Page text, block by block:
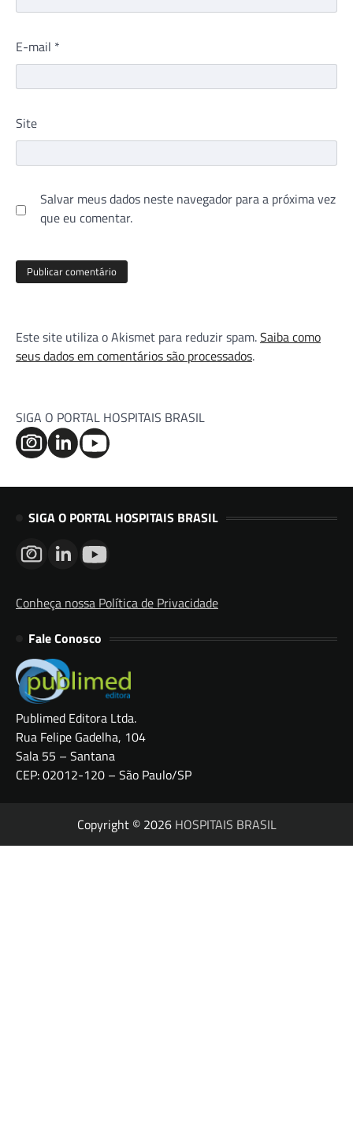
E-mail *
Site
Salvar meus dados neste navegador para a próxima vez
que eu comentar.
Este site utiliza o Akismet para reduzir spam.Saiba como
seus dados em comentários são processados.
SIGA O PORTAL HOSPITAIS BRASIL
SIGA O PORTAL HOSPITAIS BRASIL
Conheça nossa Política de Privacidade
Fale Conosco
Publimed Editora Ltda.
Rua Felipe Gadelha, 104
Sala 55 – Santana
CEP: 02012-120 – São Paulo/SP
Copyright © 2026 HOSPITAIS BRASIL